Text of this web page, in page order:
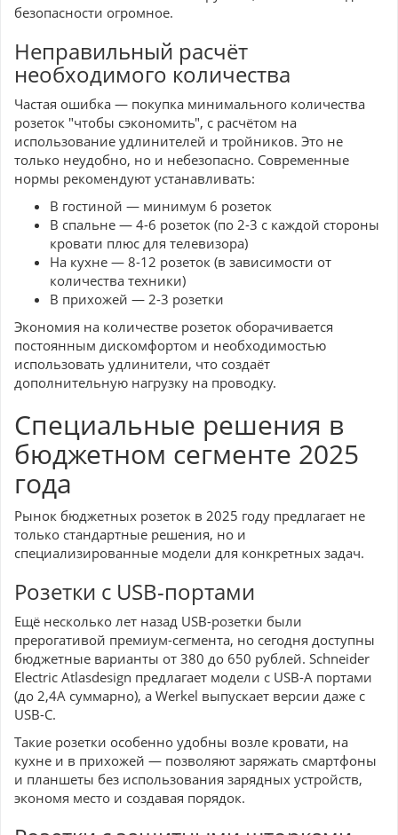
безопасности огромное.
Неправильный расчёт
необходимого количества
Частая ошибка — покупка минимального количества
розеток "чтобы сэкономить", с расчётом на
использование удлинителей и тройников. Это не
только неудобно, но и небезопасно. Современные
нормы рекомендуют устанавливать:
В гостиной — минимум 6 розеток
В спальне — 4-6 розеток (по 2-3 с каждой стороны
кровати плюс для телевизора)
На кухне — 8-12 розеток (в зависимости от
количества техники)
В прихожей — 2-3 розетки
Экономия на количестве розеток оборачивается
постоянным дискомфортом и необходимостью
использовать удлинители, что создаёт
дополнительную нагрузку на проводку.
Специальные решения в
бюджетном сегменте 2025
года
Рынок бюджетных розеток в 2025 году предлагает не
только стандартные решения, но и
специализированные модели для конкретных задач.
Розетки с USB-портами
Ещё несколько лет назад USB-розетки были
прерогативой премиум-сегмента, но сегодня доступны
бюджетные варианты от 380 до 650 рублей. Schneider
Electric Atlasdesign предлагает модели с USB-A портами
(до 2,4А суммарно), а Werkel выпускает версии даже с
USB-C.
Такие розетки особенно удобны возле кровати, на
кухне и в прихожей — позволяют заряжать смартфоны
и планшеты без использования зарядных устройств,
экономя место и создавая порядок.